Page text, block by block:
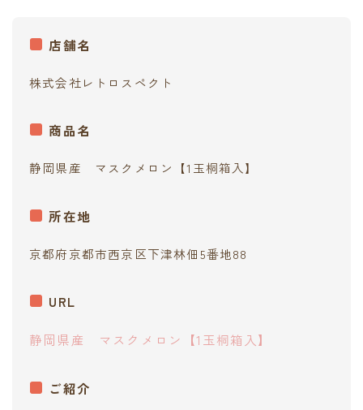
店舗名
株式会社レトロスペクト
商品名
静岡県産 マスクメロン【1玉桐箱入】
所在地
京都府京都市西京区下津林佃5番地88
URL
静岡県産 マスクメロン【1玉桐箱入】
ご紹介